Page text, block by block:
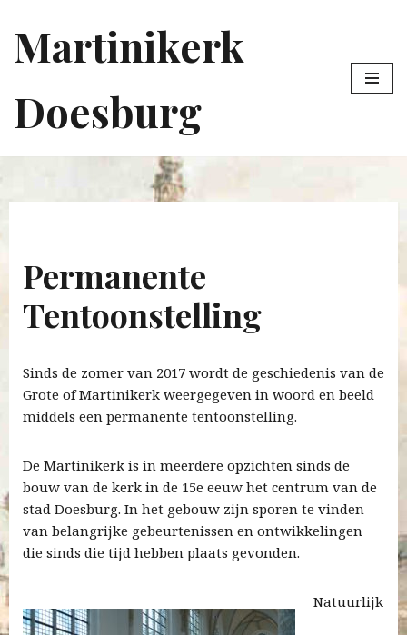
Ga
inhoud
Martinikerk
Doesburg
Permanente
Tentoonstelling
Sinds de zomer van 2017 wordt de geschiedenis van de
Grote of Martinikerk weergegeven in woord en beeld
middels een permanente tentoonstelling.
De Martinikerk is in meerdere opzichten sinds de
bouw van de kerk in de 15e eeuw het centrum van de
stad Doesburg. In het gebouw zijn sporen te vinden
van belangrijke gebeurtenissen en ontwikkelingen
die sinds die tijd hebben plaats gevonden.
Natuurlijk